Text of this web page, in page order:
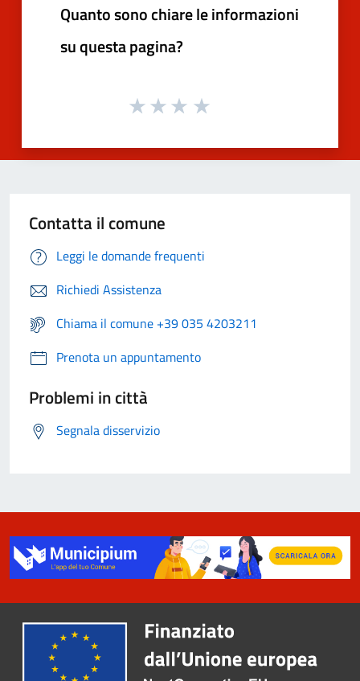
Quanto sono chiare le informazioni
su questa pagina?
Contatta il comune
Leggi le domande frequenti
Richiedi Assistenza
Chiama il comune +39 035 4203211
Prenota un appuntamento
Problemi in città
Segnala disservizio